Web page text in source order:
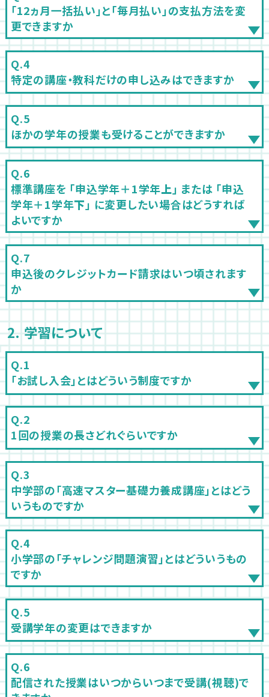
「12ヵ月一括払い」と「毎月払い」の支払方法を変
更できますか
特定の講座・教科だけの申し込みはできますか
ほかの学年の授業も受けることができますか
標準講座を 「申込学年＋1学年上」 または 「申込
学年＋1学年下 」 に変更したい場合はどうすれば
よいですか
申込後のクレジットカード請求はいつ頃されます
か
2. 学習について
「お試し入会」とはどういう制度ですか
1回の授業の長さどれぐらいですか
中学部の「高速マスター基礎力養成講座」とはどう
いうものですか
小学部の「チャレンジ問題演習」とはどういうもの
ですか
受講学年の変更はできますか
配信された授業はいつからいつまで受講(視聴)で